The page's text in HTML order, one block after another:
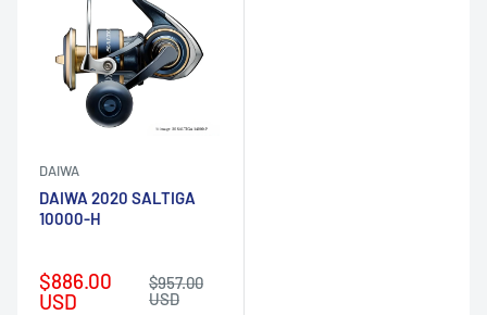
DAIWA
DAIWA 2020 SALTIGA
10000-H
Prix
réduit
$886.00
USD
Prix
normal
$957.00
USD